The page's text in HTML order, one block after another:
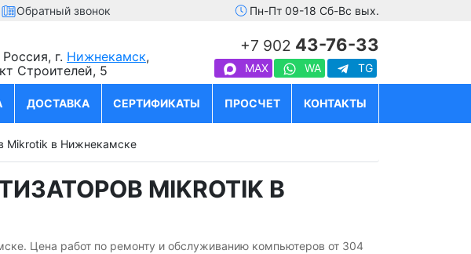
Обратный звонок Пн-Пт 09-18 Сб-Вс вых.
Россия, г. Нижнекамск,
Строителей, 5
+7 902 43-76-33
MAX WA TG
ДОСТАВКА СЕРТИФИКАТЫ ПРОСЧЕТ КОНТАКТЫ
Mikrotik в Нижнекамске
MIKROTIK В
Цена работ по ремонту и обслуживанию компьютеров от 304